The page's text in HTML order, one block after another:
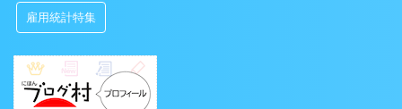
雇用統計特集